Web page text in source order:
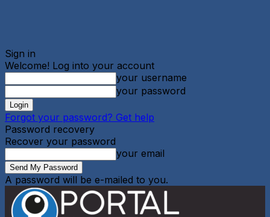
Sign in
Welcome! Log into your account
your username
your password
Forgot your password? Get help
Password recovery
Recover your password
your email
A password will be e-mailed to you.